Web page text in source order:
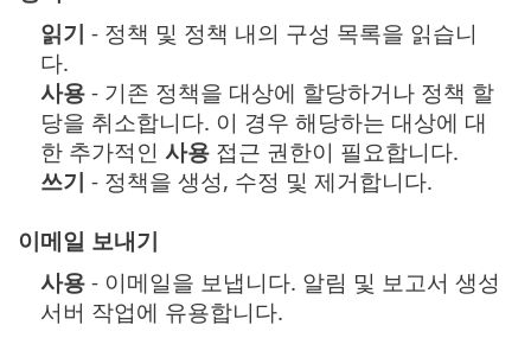
읽기 - 정책 및 정책 내의 구성 목록을 읽습니
다.
사용 - 기존 정책을 대상에 할당하거나 정책 할
당을 취소합니다. 이 경우 해당하는 대상에 대
한 추가적인 사용 접근 권한이 필요합니다.
쓰기 - 정책을 생성, 수정 및 제거합니다.
이메일 보내기
사용 - 이메일을 보냅니다. 알림 및 보고서 생성
서버 작업에 유용합니다.